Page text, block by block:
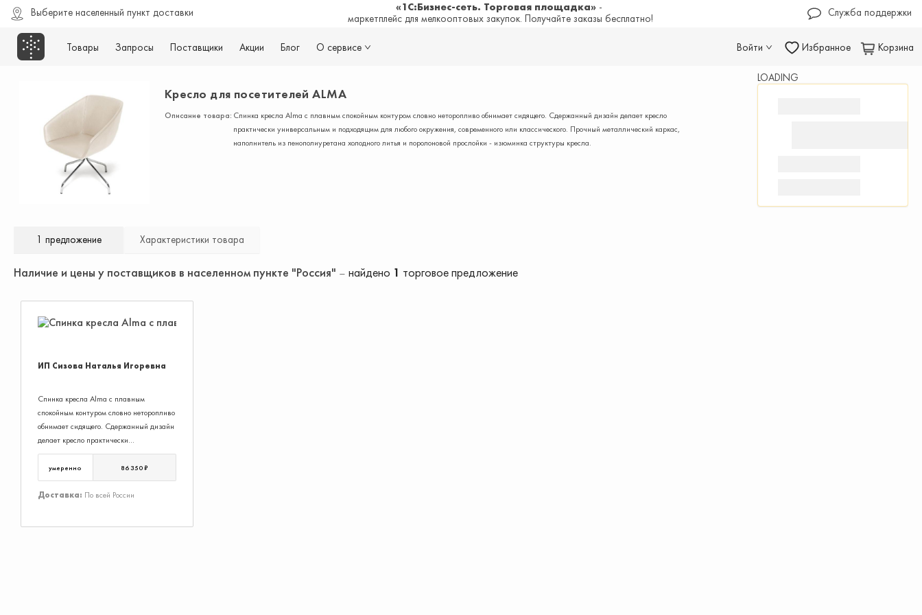
Выберите населенный пункт доставки «1С:Бизнес-сеть. Торговая площадка» -
маркетплейс для мелкооптовых закупок. Получайте заказы бесплатно!
Служба поддержки
Товары Запросы Поставщики Акции Блог О сервисе Войти Избранное Корзина
Кресло для посетителей ALMA
Описание товара: Спинка кресла Alma с плавным спокойным контуром словно неторопливо обнимает сидящего. Сдержанный дизайн делает кресло
практически универсальным и подходящим для любого окружения, современного или классического. Прочный металлический каркас,
наполнитель из пенополиуретана холодного литья и поролоновой прослойки - изюминка структуры кресла.
1 предложение Характеристики товара
Наличие и цены у поставщиков в населенном пункте "Россия" найдено 1 торговое предложение
ИП Сизова Наталья Игоревна
Спинка кресла Alma с плавным
спокойным контуром словно неторопливо
обнимает сидящего. Сдержанный дизайн
делает кресло практически
универсальным и подходящим для
любого окружения, современного или
классического. Прочный металлический
каркас, наполнитель из
умеренно 86 350 ₽
Доставка: По всей России
LOADING